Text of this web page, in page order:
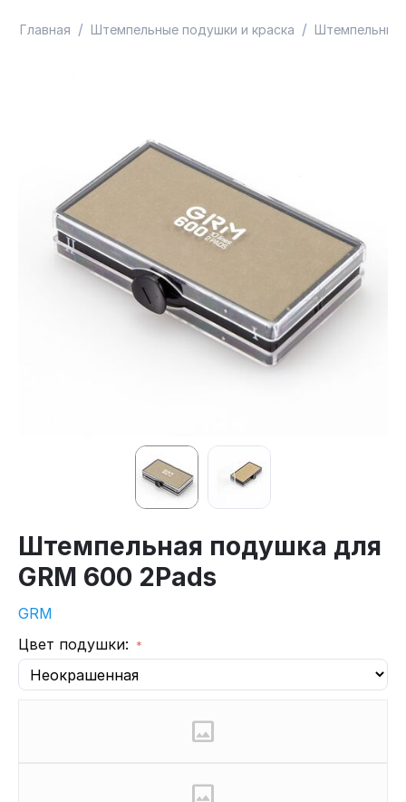
Главная / Штемпельные подушки и краска / Штемпельные
Штемпельная подушка для
GRM 600 2Pads
GRM
Цвет подушки: